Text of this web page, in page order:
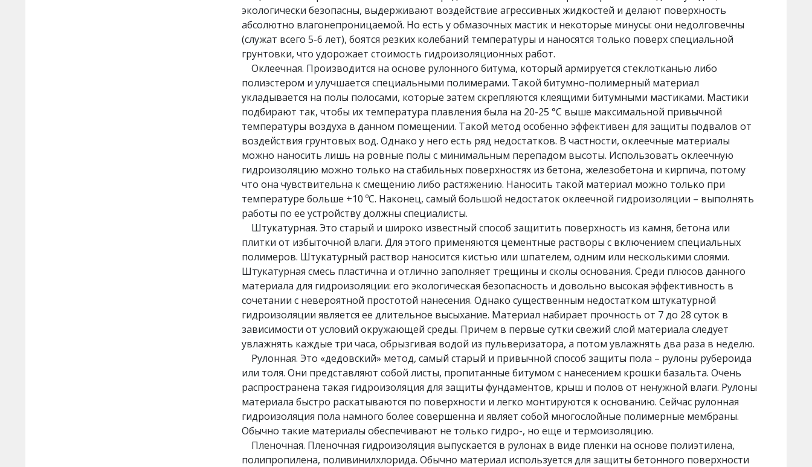
экологически безопасны, выдерживают воздействие агрессивных жидкостей и делают поверхность
абсолютно влагонепроницаемой. Но есть у обмазочных мастик и некоторые минусы: они недолговечны
(служат всего 5-6 лет), боятся резких колебаний температуры и наносятся только поверх специальной
грунтовки, что удорожает стоимость гидроизоляционных работ.
Оклеечная. Производится на основе рулонного битума, который армируется стеклотканью либо
полиэстером и улучшается специальными полимерами. Такой битумно-полимерный материал
укладывается на полы полосами, которые затем скрепляются клеящими битумными мастиками. Мастики
подбирают так, чтобы их температура плавления была на 20-25 °С выше максимальной привычной
температуры воздуха в данном помещении. Такой метод особенно эффективен для защиты подвалов от
воздействия грунтовых вод. Однако у него есть ряд недостатков. В частности, оклеечные материалы
можно наносить лишь на ровные полы с минимальным перепадом высоты. Использовать оклеечную
гидроизоляцию можно только на стабильных поверхностях из бетона, железобетона и кирпича, потому
что она чувствительна к смещению либо растяжению. Наносить такой материал можно только при
температуре больше +10 ºС. Наконец, самый большой недостаток оклеечной гидроизоляции – выполнять
работы по ее устройству должны специалисты.
Штукатурная. Это старый и широко известный способ защитить поверхность из камня, бетона или
плитки от избыточной влаги. Для этого применяются цементные растворы с включением специальных
полимеров. Штукатурный раствор наносится кистью или шпателем, одним или несколькими слоями.
Штукатурная смесь пластична и отлично заполняет трещины и сколы основания. Среди плюсов данного
материала для гидроизоляции: его экологическая безопасность и довольно высокая эффективность в
сочетании с невероятной простотой нанесения. Однако существенным недостатком штукатурной
гидроизоляции является ее длительное высыхание. Материал набирает прочность от 7 до 28 суток в
зависимости от условий окружающей среды. Причем в первые сутки свежий слой материала следует
увлажнять каждые три часа, обрызгивая водой из пульверизатора, а потом увлажнять два раза в неделю.
Рулонная. Это «дедовский» метод, самый старый и привычной способ защиты пола – рулоны рубероида
или толя. Они представляют собой листы, пропитанные битумом с нанесением крошки базальта. Очень
распространена такая гидроизоляция для защиты фундаментов, крыш и полов от ненужной влаги. Рулоны
материала быстро раскатываются по поверхности и легко монтируются к основанию. Сейчас рулонная
гидроизоляция пола намного более совершенна и являет собой многослойные полимерные мембраны.
Обычно такие материалы обеспечивают не только гидро-, но еще и термоизоляцию.
Пленочная. Пленочная гидроизоляция выпускается в рулонах в виде пленки на основе полиэтилена,
полипропилена, поливинилхлорида. Обычно материал используется для защиты бетонного поверхности